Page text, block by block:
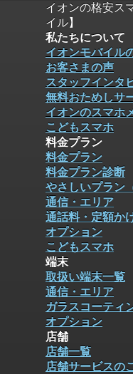
イオンの格安ス
イル】
私たちについて
イオンモバイル
お客さまの声
スタッフインタ
無料おためしサ
イオンのスマホ
こどもスマホ
料金プラン
料金プラン
料金プラン診断
やさしいプラン
通信・エリア
通話料・定額か
オプション
こどもスマホ
端末
取扱い端末一覧
通信・エリア
ガラスコーティ
オプション
店舗
店舗一覧
店舗サービスの